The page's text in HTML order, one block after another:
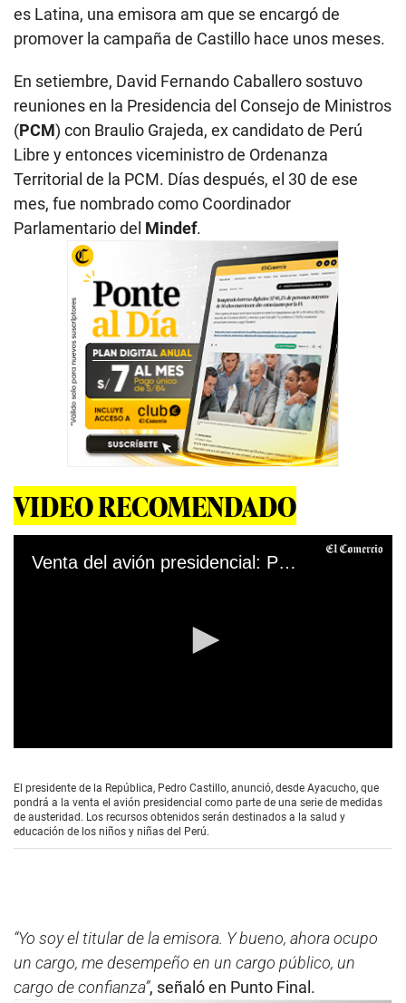
es Latina, una emisora am que se encargó de
promover la campaña de Castillo hace unos meses.
En setiembre, David Fernando Caballero sostuvo
reuniones en la Presidencia del Consejo de Ministros
(PCM) con Braulio Grajeda, ex candidato de Perú
Libre y entonces viceministro de Ordenanza
Territorial de la PCM. Días después, el 30 de ese
mes, fue nombrado como Coordinador
Parlamentario del Mindef.
VIDEO RECOMENDADO
Venta del avión presidencial: Perú y otros países que intentaron realizar esta acción
e
c
o
n
e
o
n
d
El presidente de la República, Pedro Castillo, anunció, desde Ayacucho, que
pondrá a la venta el avión presidencial como parte de una serie de medidas
de austeridad. Los recursos obtenidos serán destinados a la salud y
educación de los niños y niñas del Perú.
“Yo soy el titular de la emisora. Y bueno, ahora ocupo
un cargo, me desempeño en un cargo público, un
cargo de confianza”, señaló en Punto Final.